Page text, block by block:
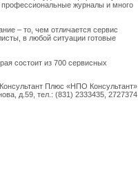
журналы и много
– то, чем отличается сервис
в любой ситуации готовые
состоит из 700 сервисных
Плюс «НПО Консультант»
д.59, тел.: (831) 2333435, 2727374